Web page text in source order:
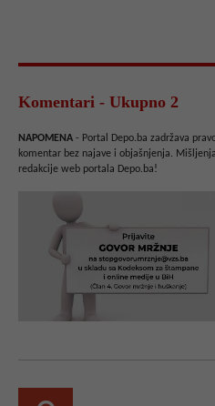
Komentari - Ukupno 2
NAPOMENA - Portal Depo.ba zadržava
komentar bez najave i objašnjenja.
redakcije web portala Depo.ba!